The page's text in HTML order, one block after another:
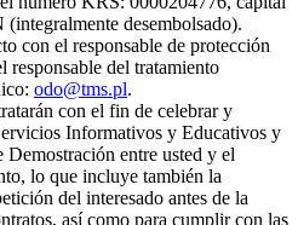
desembolsado).
con el responsable de protección
responsable del tratamiento
odo@tms.pl.
con el fin de celebrar y
Informativos y Educativos y
Demostración entre usted y el
lo que incluye también la
del interesado antes de la
así como para cumplir con las